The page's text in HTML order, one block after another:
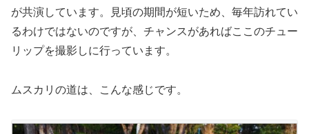
が共演しています。見頃の期間が短いため、毎年訪れてい
るわけではないのですが、チャンスがあればここのチュー
リップを撮影しに行っています。
ムスカリの道は、こんな感じです。